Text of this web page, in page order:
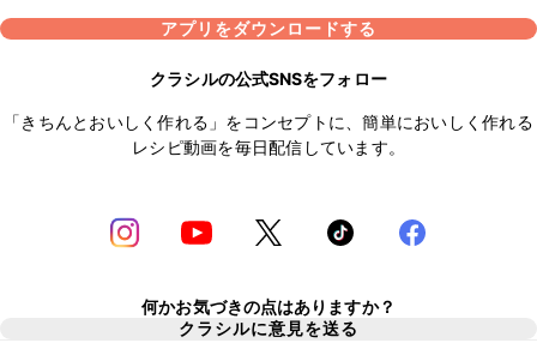
アプリをダウンロードする
クラシルの公式SNSをフォロー
「きちんとおいしく作れる」をコンセプトに、簡単においしく作れる
レシピ動画を毎日配信しています。
何かお気づきの点はありますか？
クラシルに意見を送る